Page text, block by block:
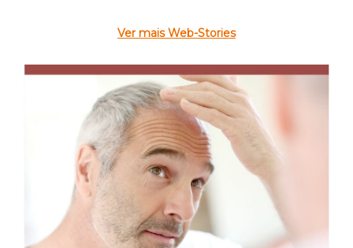
Ver mais Web-Stories